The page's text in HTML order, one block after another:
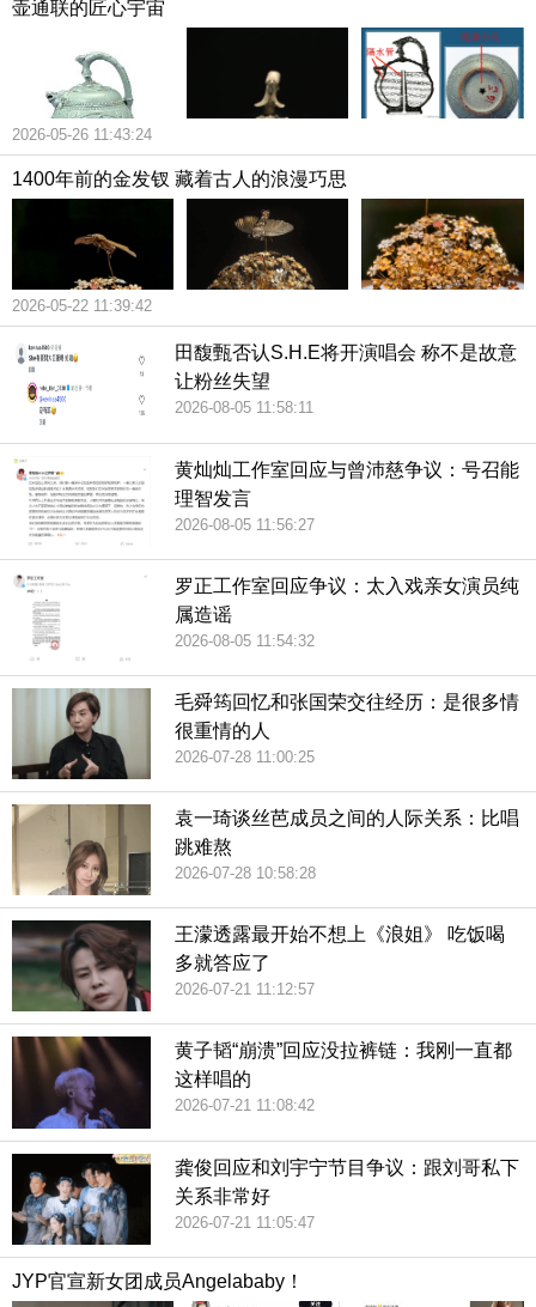
壶通联的匠心宇宙
2026-05-26 11:43:24
1400年前的金发钗 藏着古人的浪漫巧思
2026-05-22 11:39:42
田馥甄否认S.H.E将开演唱会 称不是故意
让粉丝失望
2026-08-05 11:58:11
黄灿灿工作室回应与曾沛慈争议：号召能
理智发言
2026-08-05 11:56:27
罗正工作室回应争议：太入戏亲女演员纯
属造谣
2026-08-05 11:54:32
毛舜筠回忆和张国荣交往经历：是很多情
很重情的人
2026-07-28 11:00:25
袁一琦谈丝芭成员之间的人际关系：比唱
跳难熬
2026-07-28 10:58:28
王濛透露最开始不想上《浪姐》 吃饭喝
多就答应了
2026-07-21 11:12:57
黄子韬“崩溃”回应没拉裤链：我刚一直都
这样唱的
2026-07-21 11:08:42
龚俊回应和刘宇宁节目争议：跟刘哥私下
关系非常好
2026-07-21 11:05:47
JYP官宣新女团成员Angelababy！